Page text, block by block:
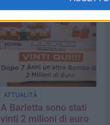
ATTUALITÀ
A Barletta sono stati
vinti 2 milioni di euro